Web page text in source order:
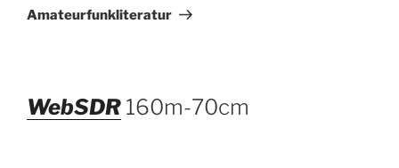
Beitrag
Amateurfunkliteratur
WebSDR 160m-70cm